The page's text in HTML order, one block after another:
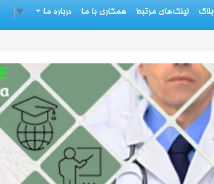
بلاگ لینک‌های مرتبط همکاری با ما درباره ما ▼